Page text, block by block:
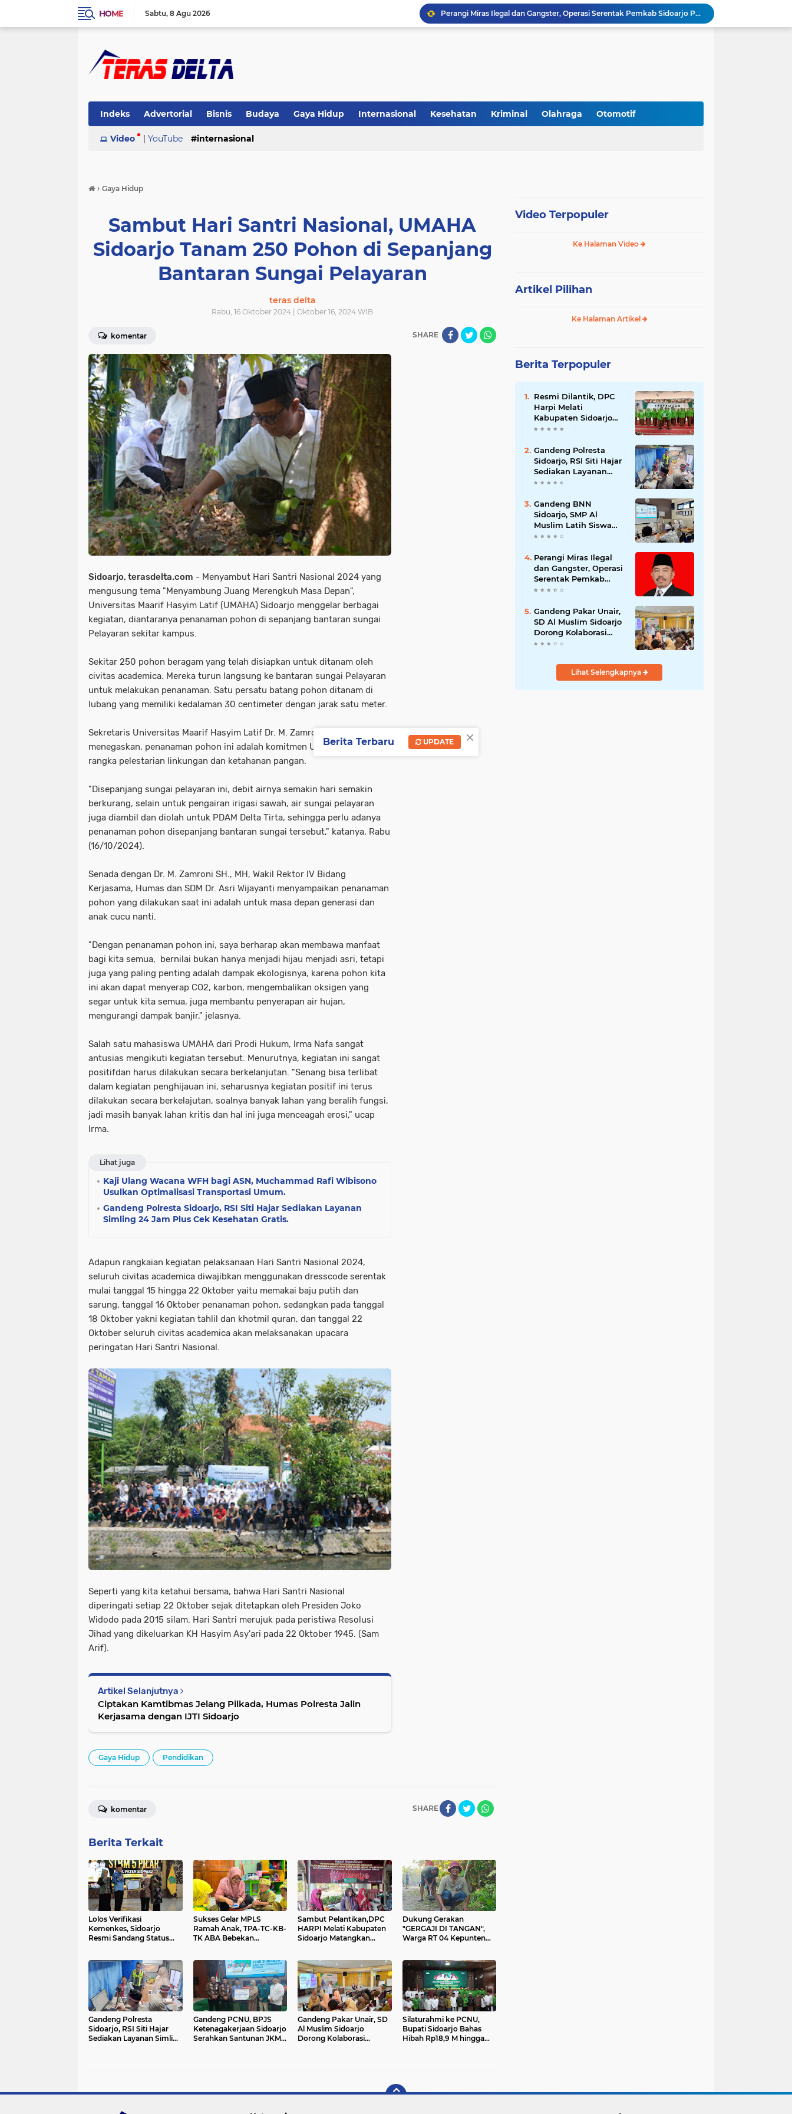
HOME Sabtu 8 Agu 2026
Perangi Miras Ilegal dan Gangster, Operasi Serentak Pemkab Sidoarjo Panen Apresiasi
Gandeng Pakar Unair, SD Al Muslim Sidoarjo Dorong Kolaborasi Sekolah dan Rumah Demi Tumbuh Kembang Anak.
Gandeng BNN Sidoarjo, SMP Al Muslim Latih Siswa Berani Tolak Bahaya Narkoba dan Pergaulan Bebas.
Indeks Advertorial Bisnis Budaya Gaya Hidup Internasional Kesehatan Kriminal Olahraga Otomotif
Pemerintahan Pendidikan Peristiwa
Video | YouTube internasional
› Gaya Hidup
Sambut Hari Santri Nasional, UMAHA
Sidoarjo Tanam 250 Pohon di Sepanjang
Bantaran Sungai Pelayaran
teras delta
Rabu, 16 Oktober 2024 | Oktober 16, 2024 WIB
komentar SHARE
Sidoarjo, terasdelta.com - Menyambut Hari Santri Nasional 2024 yang
mengusung tema "Menyambung Juang Merengkuh Masa Depan",
Universitas Maarif Hasyim Latif (UMAHA) Sidoarjo menggelar berbagai
kegiatan, diantaranya penanaman pohon di sepanjang bantaran sungai
Pelayaran sekitar kampus.
Sekitar 250 pohon beragam yang telah disiapkan untuk ditanam oleh
civitas academica. Mereka turun langsung ke bantaran sungai Pelayaran
untuk melakukan penanaman. Satu persatu batang pohon ditanam di
lubang yang memiliki kedalaman 30 centimeter dengan jarak satu meter.
Sekretaris Universitas Maarif Hasyim Latif Dr. M. Zamroni SH., MH
menegaskan, penanaman pohon ini adalah komitmen UMAHA dalam
rangka pelestarian linkungan dan ketahanan pangan.
"Disepanjang sungai pelayaran ini, debit airnya semakin hari semakin
berkurang, selain untuk pengairan irigasi sawah, air sungai pelayaran
juga diambil dan diolah untuk PDAM Delta Tirta, sehingga perlu adanya
penanaman pohon disepanjang bantaran sungai tersebut," katanya, Rabu
(16/10/2024).
Senada dengan Dr. M. Zamroni SH., MH, Wakil Rektor IV Bidang
Kerjasama, Humas dan SDM Dr. Asri Wijayanti menyampaikan penanaman
pohon yang dilakukan saat ini adalah untuk masa depan generasi dan
anak cucu nanti.
"Dengan penanaman pohon ini, saya berharap akan membawa manfaat
bagi kita semua, bernilai bukan hanya menjadi hijau menjadi asri, tetapi
juga yang paling penting adalah dampak ekologisnya, karena pohon kita
ini akan dapat menyerap CO2, karbon, mengembalikan oksigen yang
segar untuk kita semua, juga membantu penyerapan air hujan,
mengurangi dampak banjir," jelasnya.
Salah satu mahasiswa UMAHA dari Prodi Hukum, Irma Nafa sangat
antusias mengikuti kegiatan tersebut. Menurutnya, kegiatan ini sangat
positifdan harus dilakukan secara berkelanjutan. "Senang bisa terlibat
dalam kegiatan penghijauan ini, seharusnya kegiatan positif ini terus
dilakukan secara berkelajutan, soalnya banyak lahan yang beralih fungsi,
jadi masih banyak lahan kritis dan hal ini juga menceagah erosi," ucap
Irma.
Lihat juga
Kaji Ulang Wacana WFH bagi ASN, Muchammad Rafi Wibisono
Usulkan Optimalisasi Transportasi Umum.
Gandeng Polresta Sidoarjo, RSI Siti Hajar Sediakan Layanan
Simling 24 Jam Plus Cek Kesehatan Gratis.
Adapun rangkaian kegiatan pelaksanaan Hari Santri Nasional 2024,
seluruh civitas academica diwajibkan menggunakan dresscode serentak
mulai tanggal 15 hingga 22 Oktober yaitu memakai baju putih dan
sarung, tanggal 16 Oktober penanaman pohon, sedangkan pada tanggal
18 Oktober yakni kegiatan tahlil dan khotmil quran, dan tanggal 22
Oktober seluruh civitas academica akan melaksanakan upacara
peringatan Hari Santri Nasional.
Seperti yang kita ketahui bersama, bahwa Hari Santri Nasional
diperingati setiap 22 Oktober sejak ditetapkan oleh Presiden Joko
Widodo pada 2015 silam. Hari Santri merujuk pada peristiwa Resolusi
Jihad yang dikeluarkan KH Hasyim Asy'ari pada 22 Oktober 1945. (Sam
Arif).
Artikel Selanjutnya
Ciptakan Kamtibmas Jelang Pilkada, Humas Polresta Jalin
Kerjasama dengan IJTI Sidoarjo
Gaya Hidup Pendidikan
SHARE
komentar
Berita Terkait
Lolos Verifikasi
Kemenkes, Sidoarjo
Resmi Sandang Status
Sukses Gelar MPLS
Ramah Anak, TPA-TC-KB-
TK ABA Bebekan
Peserta Didik
Sambut Pelantikan,DPC
HARPI Melati Kabupaten
Sidoarjo Matangkan
Dukung Gerakan
"GERGAJI DI TANGAN",
Warga RT 04 Kepunten
Gandeng Polresta
Sidoarjo, RSI Siti Hajar
Sediakan Layanan Simling
Gandeng PCNU, BPJS
Ketenagakerjaan Sidoarjo
Serahkan Santunan JKM
Gandeng Pakar Unair, SD
Al Muslim Sidoarjo
Dorong Kolaborasi
Silaturahmi ke PCNU,
Bupati Sidoarjo Bahas
Hibah Rp18,9 M hingga
Video Terpopuler
Ke Halaman Video
Artikel Pilihan
Ke Halaman Artikel
Berita Terpopuler
Resmi Dilantik, DPC
Harpi Melati
Kabupaten Sidoarjo
Dorong Perias Giatkan
Penganten Putri
Jenggolo.
Gandeng Polresta
Sidoarjo, RSI Siti Hajar
Sediakan Layanan
Simling 24 Jam Plus
Gandeng BNN
Sidoarjo, SMP Al
Muslim Latih Siswa
Berani Tolak Bahaya
Pergaulan Bebas.
Perangi Miras Ilegal
dan Gangster, Operasi
Serentak Pemkab
Sidoarjo Panen
Gandeng Pakar Unair,
SD Al Muslim Sidoarjo
Dorong Kolaborasi
Sekolah dan Rumah
Kembang Anak.
Lihat Selengkapnya
×
Berita Terbaru UPDATE